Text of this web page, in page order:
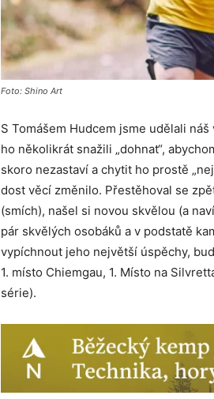
Foto: Shino Art
S Tomášem Hudcem jsme udělali
ho několikrát snažili „dohnat“,
skoro nezastaví a chytit ho prostě
dost věcí změnilo. Přestěhoval se
(smích), našel si novou skvělou (a
pár skvělých osobáků a v podstatě
vypíchnout jeho největší úspěchy,
1. místo Chiemgau, 1. Místo na
série).